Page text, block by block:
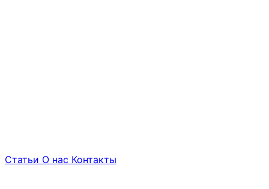
Статьи О нас Контакты